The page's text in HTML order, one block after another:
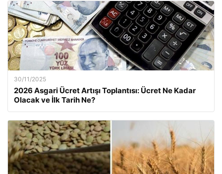
30/11/2025
2026 Asgari Ücret Artışı Toplantısı: Ücret Ne Kadar
Olacak ve İlk Tarih Ne?